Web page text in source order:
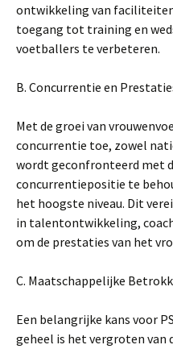
ontwikkeling van
toegang tot training en
voetballers te verbeteren.
B. Concurrentie en
Met de groei van
concurrentie toe, zowel
wordt geconfronteerd met
concurrentiepositie te
het hoogste niveau. Dit
in talentontwikkeling,
om de prestaties van het
C. Maatschappelijke
Een belangrijke kans voor
geheel is het vergroten van